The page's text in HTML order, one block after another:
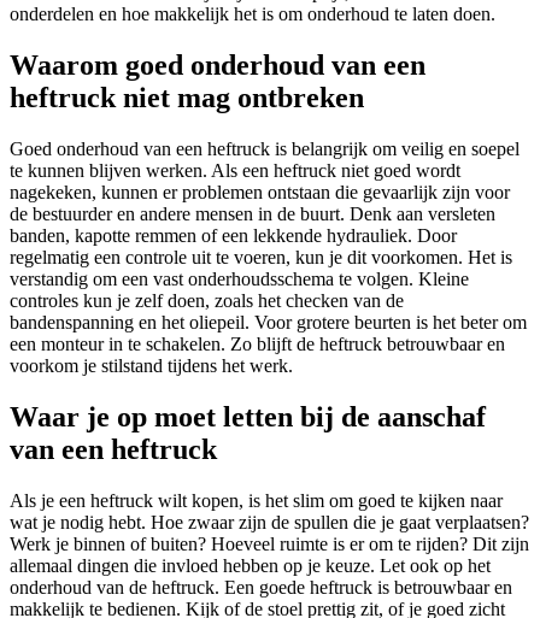
onderdelen en hoe makkelijk het is om onderhoud te laten doen.
Waarom goed onderhoud van een
heftruck niet mag ontbreken
Goed onderhoud van een heftruck is belangrijk om veilig en soepel
te kunnen blijven werken. Als een heftruck niet goed wordt
nagekeken, kunnen er problemen ontstaan die gevaarlijk zijn voor
de bestuurder en andere mensen in de buurt. Denk aan versleten
banden, kapotte remmen of een lekkende hydrauliek. Door
regelmatig een controle uit te voeren, kun je dit voorkomen. Het is
verstandig om een vast onderhoudsschema te volgen. Kleine
controles kun je zelf doen, zoals het checken van de
bandenspanning en het oliepeil. Voor grotere beurten is het beter om
een monteur in te schakelen. Zo blijft de heftruck betrouwbaar en
voorkom je stilstand tijdens het werk.
Waar je op moet letten bij de aanschaf
van een heftruck
Als je een heftruck wilt kopen, is het slim om goed te kijken naar
wat je nodig hebt. Hoe zwaar zijn de spullen die je gaat verplaatsen?
Werk je binnen of buiten? Hoeveel ruimte is er om te rijden? Dit zijn
allemaal dingen die invloed hebben op je keuze. Let ook op het
onderhoud van de heftruck. Een goede heftruck is betrouwbaar en
makkelijk te bedienen. Kijk of de stoel prettig zit, of je goed zicht